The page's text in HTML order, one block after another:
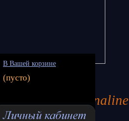
LoveAdrenaline
В Вашей корзине
(пусто)